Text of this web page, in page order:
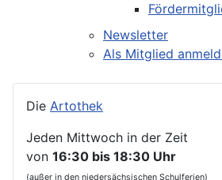
Newsletter
Als Mitglied
Die Artothek
Jeden Mittwoch in der Zeit
von 16:30 bis 18:30 Uhr
(außer in den niedersächsischen Schulferien)